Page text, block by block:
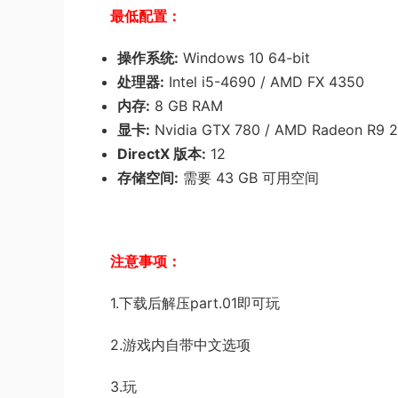
最低配置：
操作系统: Windows 10 64-bit
处理器: Intel i5-4690 / AMD FX 4350
内存: 8 GB RAM
显卡: Nvidia GTX 780 / AMD Radeon R9
DirectX 版本: 12
存储空间: 需要 43 GB 可用空间
注意事项：
1.下载后解压part.01即可玩
2.游戏内自带中文选项
3.玩